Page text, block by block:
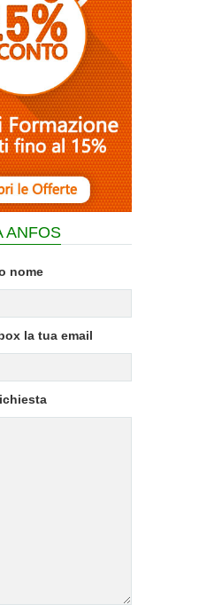
ANFOS
nome
la tua email